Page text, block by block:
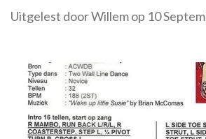
Uitgelest door Willem op 10